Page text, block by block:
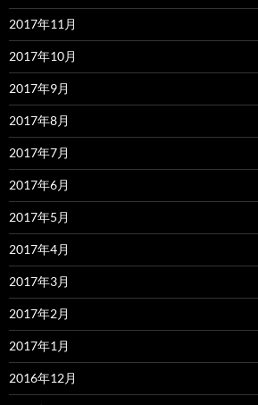
2017年11月
2017年10月
2017年9月
2017年8月
2017年7月
2017年6月
2017年5月
2017年4月
2017年3月
2017年2月
2017年1月
2016年12月